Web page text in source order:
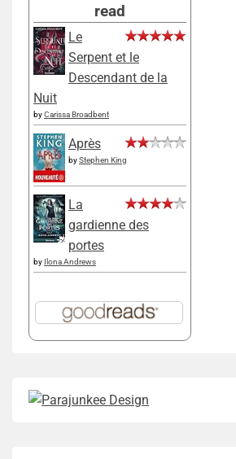
read
Le
Serpent et le
Descendant de la
Nuit
byCarissa Broadbent
Après
byStephen King
La
gardienne des
portes
by Ilona Andrews